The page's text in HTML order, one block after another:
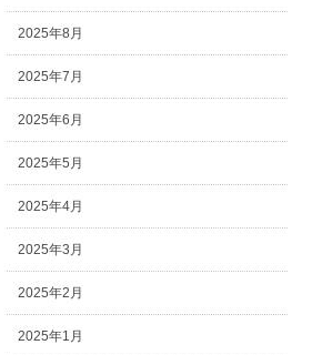
2025年8月
2025年7月
2025年6月
2025年5月
2025年4月
2025年3月
2025年2月
2025年1月